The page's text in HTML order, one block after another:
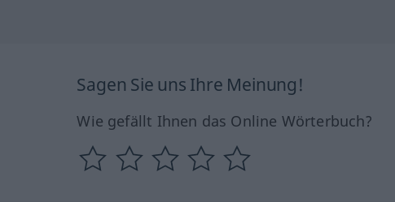
Sagen Sie uns Ihre Meinung!
Wie gefällt Ihnen das Online Wörterbuch?